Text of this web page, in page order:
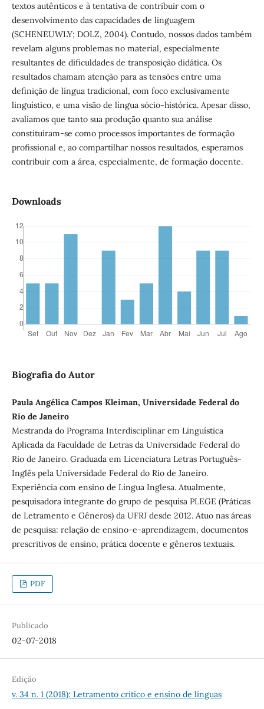
textos autênticos e à tentativa de contribuir com o
desenvolvimento das capacidades de linguagem
(SCHENEUWLY; DOLZ, 2004). Contudo, nossos dados também
revelam alguns problemas no material, especialmente
resultantes de dificuldades de transposição didática. Os
resultados chamam atenção para as tensões entre uma
definição de língua tradicional, com foco exclusivamente
linguístico, e uma visão de língua sócio-histórica. Apesar disso,
avaliamos que tanto sua produção quanto sua análise
constituíram-se como processos importantes de formação
profissional e, ao compartilhar nossos resultados, esperamos
contribuir com a área, especialmente, de formação docente.
Downloads
Biografia do Autor
Paula Angélica Campos Kleiman, Universidade Federal do
Rio de Janeiro
Mestranda do Programa Interdisciplinar em Linguística
Aplicada da Faculdade de Letras da Universidade Federal do
Rio de Janeiro. Graduada em Licenciatura Letras Português-
Inglês pela Universidade Federal do Rio de Janeiro.
Experiência com ensino de Língua Inglesa. Atualmente,
pesquisadora integrante do grupo de pesquisa PLEGE (Práticas
de Letramento e Gêneros) da UFRJ desde 2012. Atuo nas áreas
de pesquisa: relação de ensino-e-aprendizagem, documentos
prescritivos de ensino, prática docente e gêneros textuais.
PDF
Publicado
02-07-2018
Edição
v. 34 n. 1 (2018): Letramento crítico e ensino de línguas